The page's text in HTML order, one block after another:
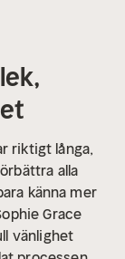
riktigt långa,
alla
känna mer
Grace
vänlighet